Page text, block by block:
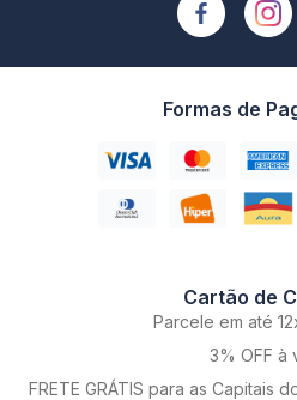
Formas de
Cartão de
Parcele em até
3% OFF à
FRETE GRÁTIS para as Capitais